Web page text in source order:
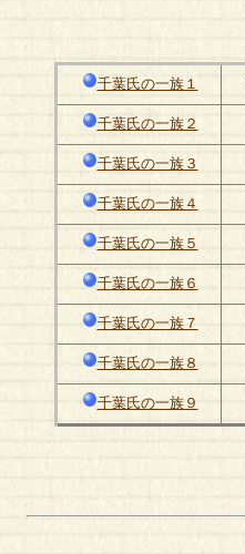
千葉氏の一族１
千葉氏の一族２
千葉氏の一族３
千葉氏の一族４
千葉氏の一族５
千葉氏の一族６
千葉氏の一族７
千葉氏の一族８
千葉氏の一族９